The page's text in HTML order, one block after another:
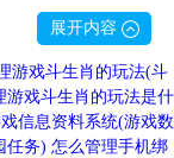
如。使用QQ软件
装、升级、卸载
软件。
就会在后台自动
软件管理不会以
展开内容
游戏斗生肖的玩法(斗
游戏斗生肖的玩法是什
信息资料系统(游戏数
任务) 怎么管理手机绑